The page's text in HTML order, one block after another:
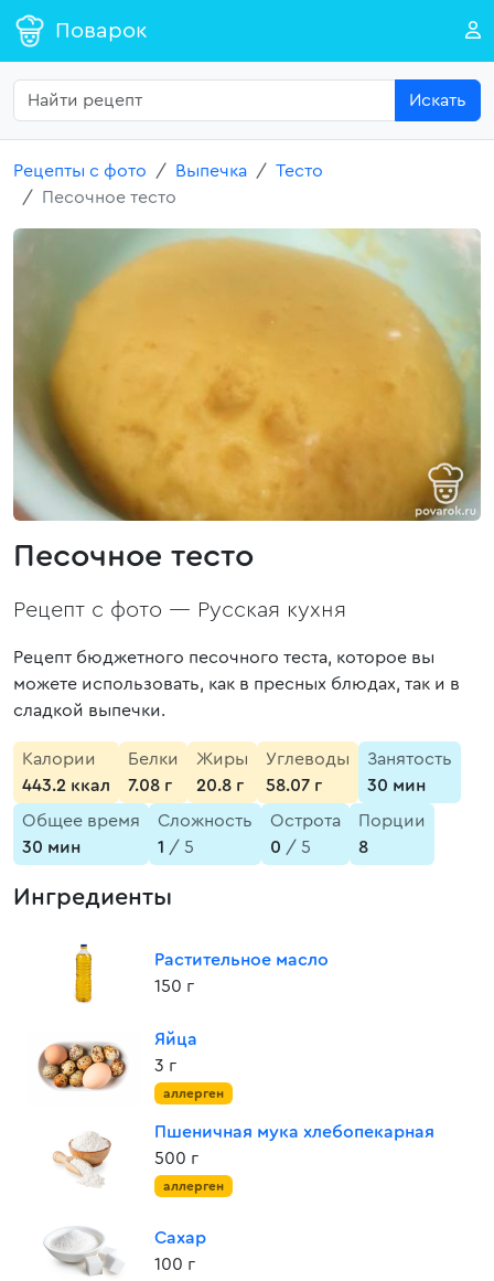
Поварок
Искать
Рецепты с фото Выпечка
Тесто
Песочное тесто
Песочное тесто
Рецепт с фото — Русская кухня
Рецепт бюджетного песочного теста, которое вы
можете использовать, как в пресных блюдах, так и в
сладкой выпечки.
Калории
443.2 ккал
Белки
7.08 г
Жиры
20.8 г
Углеводы
58.07 г
Занятость
30 мин
Общее время
30 мин
Сложность
1 / 5
Острота
0 / 5
Порции
8
Ингредиенты
Растительное масло
150 г
Яйца
3 г
аллерген
Пшеничная мука хлебопекарная
500 г
аллерген
Сахар
100 г